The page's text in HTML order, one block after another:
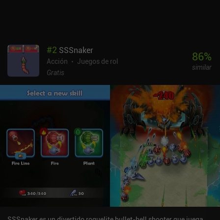
suscripciones, para eliminar los anuncios, y para adquirir moneda
premium utilizada para comprar cajas de botín de equipo. Todo en
Archero 2 está increíblemente simplificado, pero la jugabilidad
resulta menos emocionante que en el primer juego. Y la mayoría de
las habilidades aleatorias que podemos elegir cada vez que
subimos de nivel son algo decepcionantes. No puedo
#2 SSSnaker
Acción
Juegos de rol
Gratis
86%
similar